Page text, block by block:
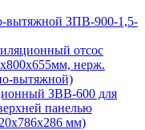
вытяжной ЗПВ-900-1,5-
отсос
нерж.
вытяжной)
ЗВВ-600 для
панелью
мм)